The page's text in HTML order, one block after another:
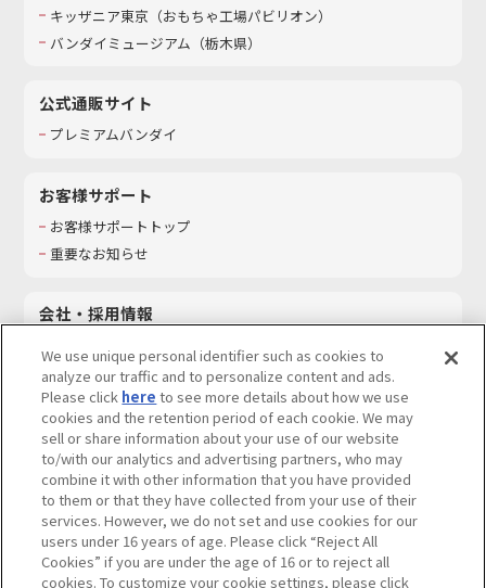
キッザニア東京（おもちゃ工場パビリオン）​
バンダイミュージアム（栃木県）
公式通販サイト
プレミアムバンダイ
お客様サポート
お客様サポートトップ
重要なお知らせ
会社・採用情報
採用情報
サステナビリティ
お問い合わせ
ウェブサイトご利用条件 ソーシャルメディアポリシー
個人情報及び特定個人情報等の取り扱いに関する保護方針
We use unique personal identifier such as cookies to
analyze our traffic and to personalize content and ads.
Please click here to see more details about how we use
cookies and the retention period of each cookie. We may
sell or share information about your use of our website
to/with our analytics and advertising partners, who may
combine it with other information that you have provided
to them or that they have collected from your use of their
services. However, we do not set and use cookies for our
users under 16 years of age. Please click “Reject All
Cookies” if you are under the age of 16 or to reject all
cookies. To customize your cookie settings, please click